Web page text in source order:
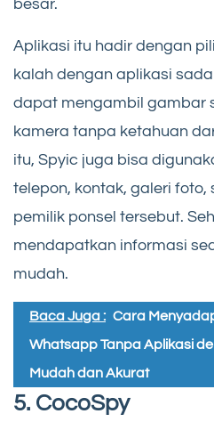
besar.
Aplikasi itu hadir dengan
kalah dengan aplikasi
dapat mengambil gambar
kamera tanpa ketahuan
itu, Spyic juga bisa
telepon, kontak, galeri
pemilik ponsel tersebut.
mendapatkan informasi
mudah.
Baca Juga : Cara
Whatsapp Tanpa Aplikasi
Mudah dan Akurat
5. CocoSpy